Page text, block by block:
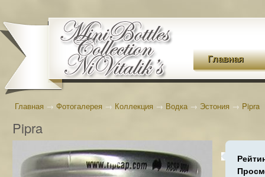
Главная
Главная → Фотогалерея → Коллекция → Водка→ Эстония → Pipra
Pipra